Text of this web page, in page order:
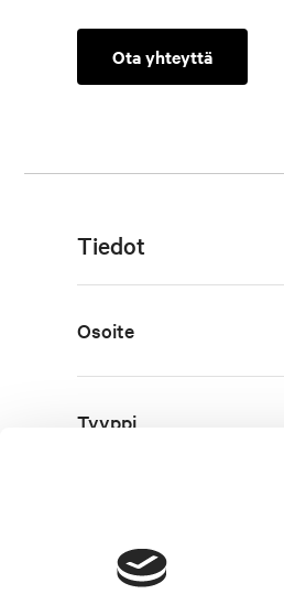
Ota yhteyttä
Tiedot
Osoite
Tyyppi